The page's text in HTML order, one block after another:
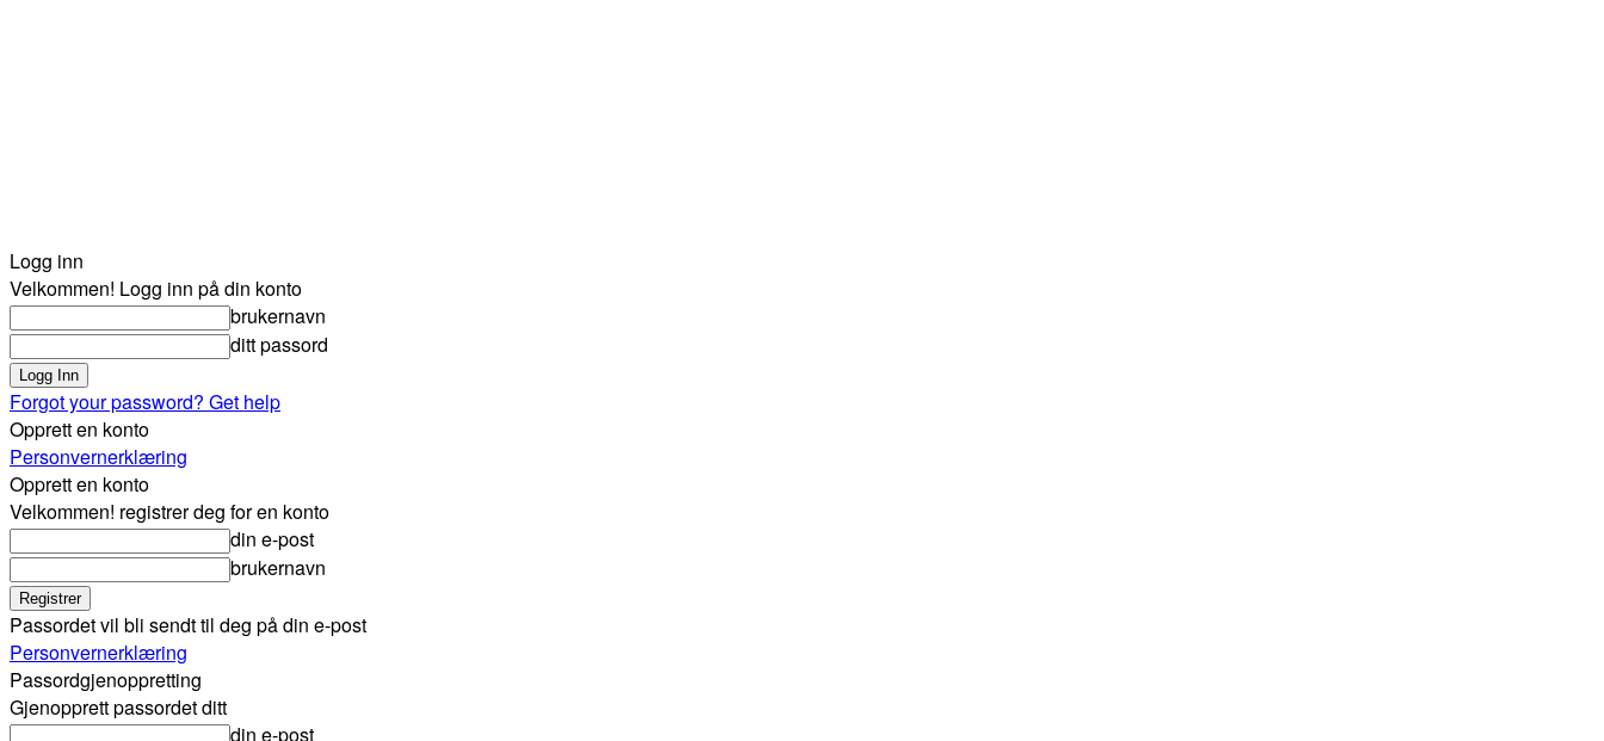
Logg inn
Velkommen! Logg inn på din konto
brukernavn
ditt passord
Forgot your password? Get help
Opprett en konto
Personvernerklæring
Opprett en konto
Velkommen! registrer deg for en konto
din e-post
brukernavn
Passordet vil bli sendt til deg på din e-post
Personvernerklæring
Passordgjenoppretting
Gjenopprett passordet ditt
din e-post